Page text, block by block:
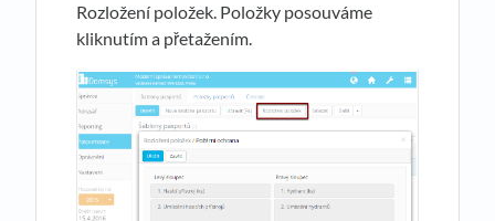
Rozložení položek. Položky posouváme
kliknutím a přetažením.